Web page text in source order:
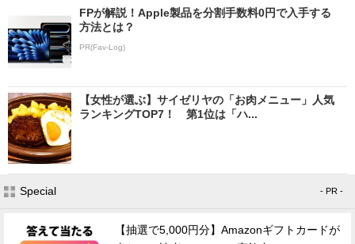
FPが解説！Apple製品を分割手数料0円で入手する
方法とは？
PR(Fav-Log)
【女性が選ぶ】サイゼリヤの「お肉メニュー」人気
ランキングTOP7！ 第1位は「ハ...
Special - PR -
【抽選で5,000円分】Amazonギフトカードが